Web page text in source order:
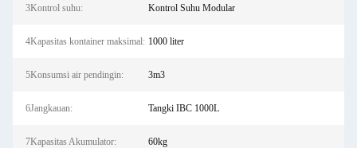
3Kontrol suhu: Kontrol Suhu Modular
4Kapasitas kontainer maksimal: 1000 liter
5Konsumsi air pendingin: 3m3
6Jangkauan: Tangki IBC 1000L
7Kapasitas Akumulator: 60kg